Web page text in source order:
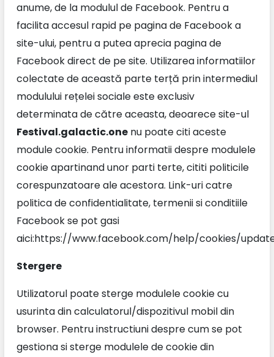
anume, de la modulul de Facebook. Pentru a
facilita accesul rapid pe pagina de Facebook a
site-ului, pentru a putea aprecia pagina de
Facebook direct de pe site. Utilizarea informatiilor
colectate de această parte terță prin intermediul
modulului rețelei sociale este exclusiv
determinata de către aceasta, deoarece site-ul
Festival.galactic.onenu poate citi aceste
module cookie. Pentru informatii despre modulele
cookie apartinand unor parti terte, cititi politicile
corespunzatoare ale acestora. Link-uri catre
politica de confidentialitate, termenii si conditiile
Facebook se pot gasi
aici:https://www.facebook.com/help/cookies/
Stergere
Utilizatorul poate sterge modulele cookie cu
usurinta din calculatorul/dispozitivul mobil din
browser. Pentru instructiuni despre cum se pot
gestiona si sterge modulele de cookie din